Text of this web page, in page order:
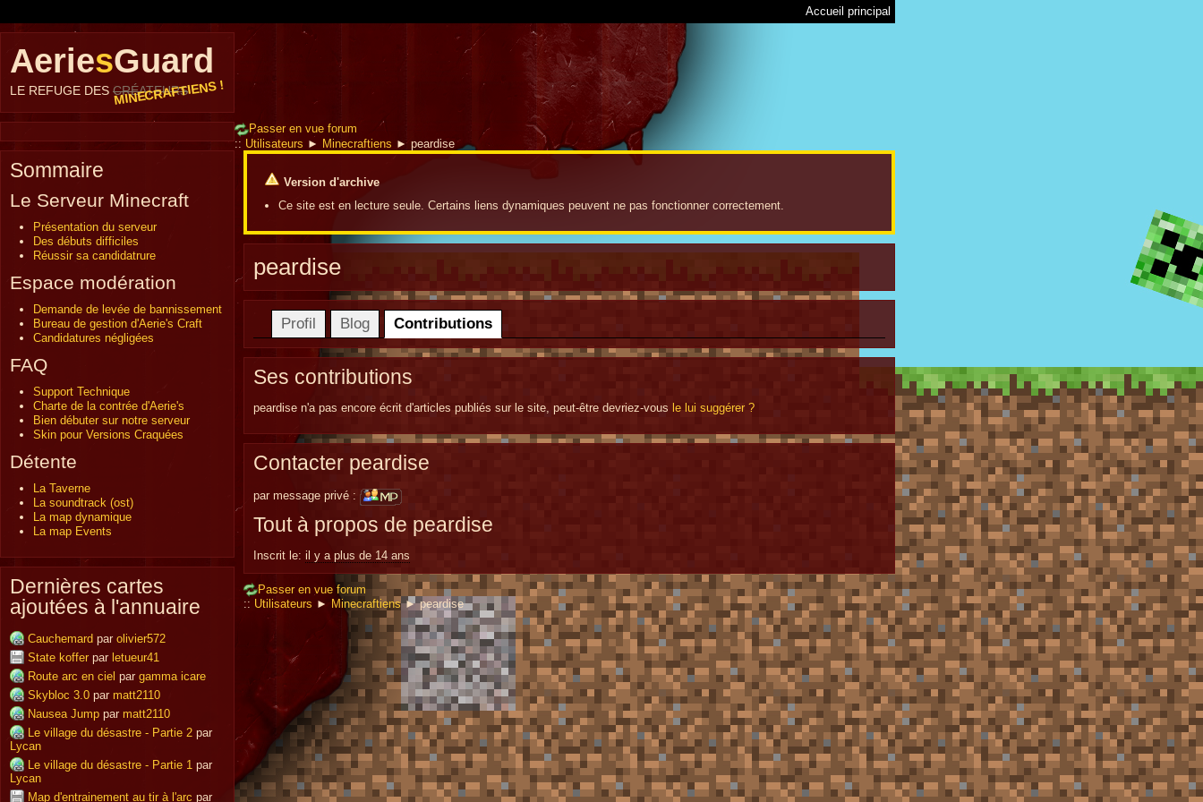
Accueil principal
AeriesGuard
LE REFUGE DES CRÉATEURS
MINECRAFTIENS !
Sommaire
Le Serveur Minecraft
Présentation du serveur
Des débuts difficiles
Réussir sa candidatrure
Espace modération
Demande de levée de bannissement
Bureau de gestion d'Aerie's Craft
Candidatures négligées
FAQ
Support Technique
Charte de la contrée d'Aerie's
Bien débuter sur notre serveur
Skin pour Versions Craquées
Détente
La Taverne
La soundtrack (ost)
La map dynamique
La map Events
Dernières cartes
ajoutées à l'annuaire
Cauchemard par olivier572
State koffer par letueur41
Route arc en ciel par gamma icare
Skybloc 3.0 par matt2110
Nausea Jump par matt2110
Le village du désastre - Partie 2 par
Lycan
Le village du désastre - Partie 1 par
Lycan
Map d'entrainement au tir à l'arc par
Passer en vue forum
:: Utilisateurs ► Minecraftiens ► peardise
Version d'archive
Ce site est en lecture seule. Certains liens dynamiques peuvent ne pas fonctionner correctement.
peardise
Profil Blog Contributions
Ses contributions
peardise n'a pas encore écrit d'articles publiés sur le site, peut-être devriez-vous le lui suggérer ?
Contacter peardise
par message privé :
Tout à propos de peardise
Inscrit le: il y a plus de 14 ans
Passer en vue forum
:: Utilisateurs ► Minecraftiens ► peardise